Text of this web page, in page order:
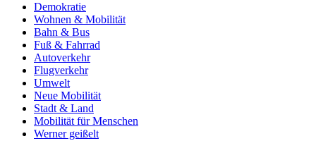
Demokratie
Wohnen & Mobilität
Bahn & Bus
Fuß & Fahrrad
Autoverkehr
Flugverkehr
Umwelt
Neue Mobilität
Stadt & Land
Mobilität für Menschen
Werner geißelt